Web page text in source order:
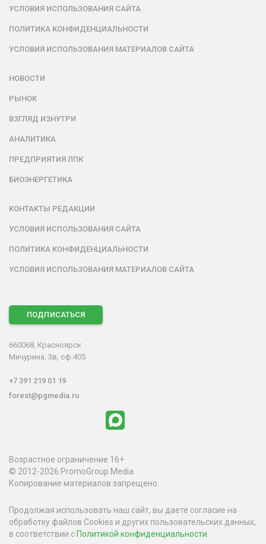
УСЛОВИЯ ИСПОЛЬЗОВАНИЯ САЙТА
ПОЛИТИКА КОНФИДЕНЦИАЛЬНОСТИ
УСЛОВИЯ ИСПОЛЬЗОВАНИЯ МАТЕРИАЛОВ САЙТА
НОВОСТИ
РЫНОК
ВЗГЛЯД ИЗНУТРИ
АНАЛИТИКА
ПРЕДПРИЯТИЯ ЛПК
БИОЭНЕРГЕТИКА
КОНТАКТЫ РЕДАКЦИИ
УСЛОВИЯ ИСПОЛЬЗОВАНИЯ САЙТА
ПОЛИТИКА КОНФИДЕНЦИАЛЬНОСТИ
УСЛОВИЯ ИСПОЛЬЗОВАНИЯ МАТЕРИАЛОВ САЙТА
ПОДПИСАТЬСЯ
660068, Красноярск
Мичурина, 3в, оф.405
+7 391 219 01 19
forest@pgmedia.ru
Возрастное ограничение 16+
© 2012-2026 PromoGroup Media
Копирование материалов запрещено.
Продолжая использовать наш сайт, вы даете согласие на
обработку файлов Cookies и других пользовательских данных,
в соответствии с Политикой конфиденциальности